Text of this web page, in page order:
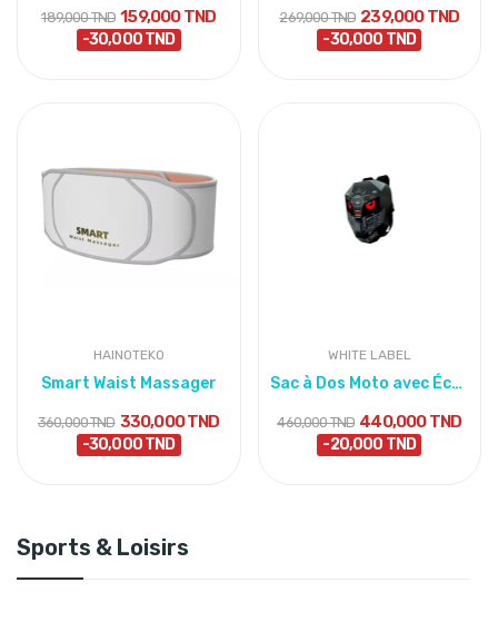
Sports & Loisirs
189,000 TND 159,000 TND
-30,000 TND
269,000 TND 239,000 TND
-30,000 TND
HAINOTEKO
Smart Waist Massager
360,000 TND 330,000 TND
-30,000 TND
WHITE LABEL
Sac à Dos Moto avec Écran LED – LOY Iron Man
460,000 TND 440,000 TND
-20,000 TND